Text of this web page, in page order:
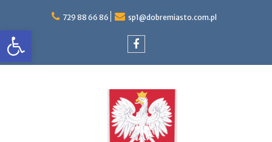
Otwórz pasek narzędzicontent
729 88 66 86 sp1@dobremiasto.com.pl